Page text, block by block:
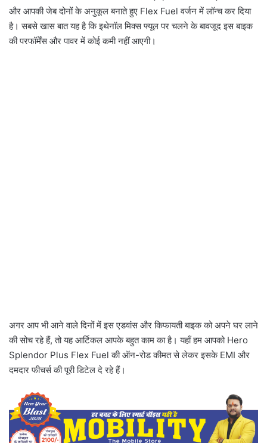
और आपकी जेब दोनों के अनुकूल बनाते हुए Flex Fuel वर्जन में लॉन्च कर दिया
है। सबसे खास बात यह है कि इथेनॉल मिक्स फ्यूल पर चलने के बावजूद इस बाइक
की परफॉर्मेंस और पावर में कोई कमी नहीं आएगी।
अगर आप भी आने वाले दिनों में इस एडवांस और किफायती बाइक को अपने घर लाने
की सोच रहे हैं, तो यह आर्टिकल आपके बहुत काम का है। यहाँ हम आपको Hero
Splendor Plus Flex Fuel की ऑन-रोड कीमत से लेकर इसके EMI और
दमदार फीचर्स की पूरी डिटेल दे रहे हैं।